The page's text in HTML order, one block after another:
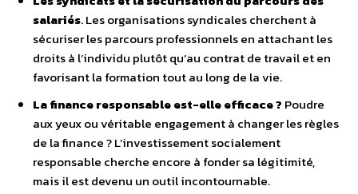
salariés. Les organisations syndicales cherchent à
sécuriser les parcours professionnels en attachant les
droits à l’individu plutôt qu’au contrat de travail et en
favorisant la formation tout au long de la vie.
La finance responsable est-elle efficace ? Poudre
aux yeux ou véritable engagement à changer les règles
de la finance ? L’investissement socialement
responsable cherche encore à fonder sa légitimité,
mais il est devenu un outil incontournable.